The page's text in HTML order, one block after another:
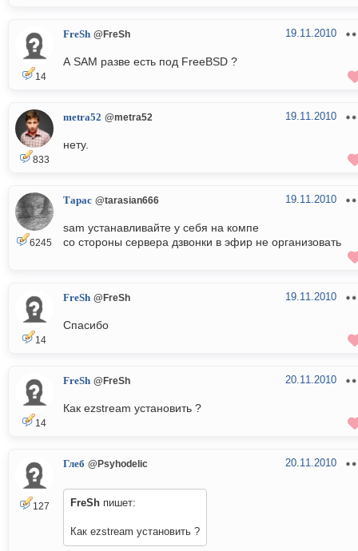
14
FreSh @FreSh 19.11.2010
А SAM разве есть под FreeBSD ?
833
metra52 @metra52 19.11.2010
нету.
6245
Тарас @tarasian666 19.11.2010
sam устанавливайте у себя на компе
со стороны сервера дзвонки в эфир не организовать
14
FreSh @FreSh 19.11.2010
Спасибо
14
FreSh @FreSh 20.11.2010
Как ezstream установить ?
127
Глеб @Psyhodelic 20.11.2010
FreSh пишет:
Как ezstream установить ?